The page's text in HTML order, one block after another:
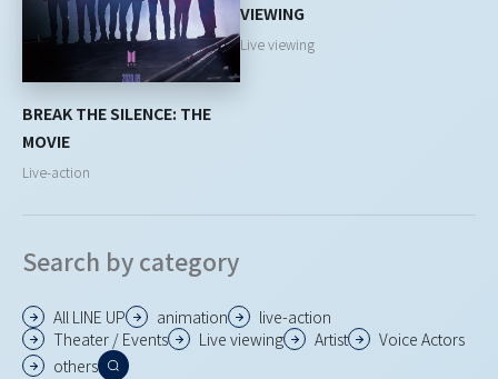
BREAK THE SILENCE: THE
MOVIE
Live-action
VIEWING
Live viewing
Search by category
All LINE UP animation
live-action
Theater / Events
Live viewing Artist
Voice Actors
others